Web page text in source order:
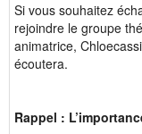
Si vous souhaitez
rejoindre le groupe
animatrice,
écoutera.
Rappel :